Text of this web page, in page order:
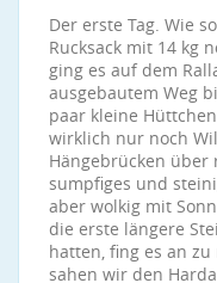
Der erste Tag. Wie
Rucksack mit 14 kg
ging es auf dem
ausgebautem Weg
paar kleine
wirklich nur noch
Hängebrücken über
sumpfiges und
aber wolkig mit
die erste längere
hatten, fing es an
sahen wir den